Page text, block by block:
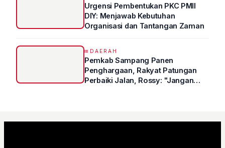
Urgensi Pembentukan PKC PMII
DIY: Menjawab Kebutuhan
Organisasi dan Tantangan Zaman
DAERAH
Pemkab Sampang Panen
Penghargaan, Rakyat Patungan
Perbaiki Jalan, Rossy: "Jangan